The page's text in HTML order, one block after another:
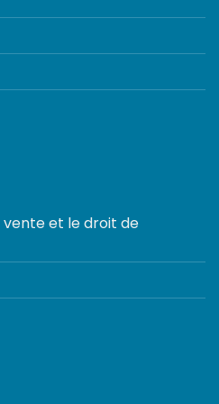
vente et le droit de